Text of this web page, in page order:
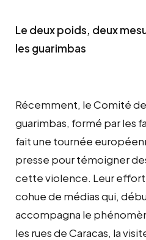
Le deux poids, deux
les guarimbas
Récemment, le Comité
guarimbas, formé par les
fait une tournée
presse pour témoigner
cette violence. Leur effort
cohue de médias qui,
accompagna le
les rues de Caracas, la